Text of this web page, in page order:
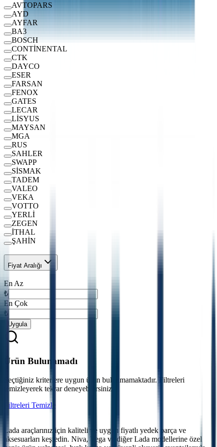
AVTOPARS
AYD
AYFAR
BA3
BOSCH
CONTİNENTAL
CTK
DAYCO
ESER
FARSAN
FENOX
GATES
LECAR
LİSYUS
MAYSAN
MGA
RUS
SAHLER
SWAPP
SİSMAK
TADEM
VALEO
VEKA
VOTTO
YERLİ
ZEGEN
İTHAL
ŞAHİN
Fiyat Aralığı
En Az
₺
En Çok
₺
Uygula
Ürün Bulunamadı
Seçtiğiniz kriterlere uygun ürün bulunmamaktadır. Filtreleri
temizleyerek tekrar deneyebilirsiniz.
Filtreleri Temizle
Lada araçlarınız için kaliteli ve uygun fiyatlı yedek parça ve
aksesuarları keşfedin. Niva, Vega ve diğer Lada modellerine özel